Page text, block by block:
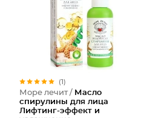
(1)
Море лечит / Масло
спирулины для лица
Лифтинг-эффект и